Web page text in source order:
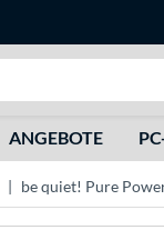
ANGEBOTE
be quiet! Pure